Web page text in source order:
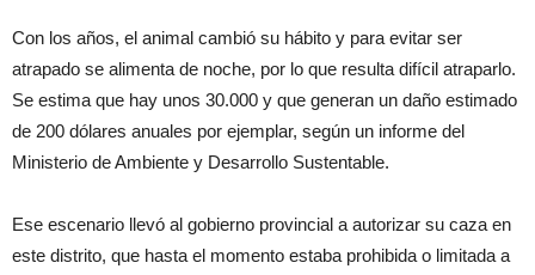
Con los años, el animal cambió su hábito y para evitar ser
atrapado se alimenta de noche, por lo que resulta difícil atraparlo.
Se estima que hay unos 30.000 y que generan un daño estimado
de 200 dólares anuales por ejemplar, según un informe del
Ministerio de Ambiente y Desarrollo Sustentable.
Ese escenario llevó al gobierno provincial a autorizar su caza en
este distrito, que hasta el momento estaba prohibida o limitada a